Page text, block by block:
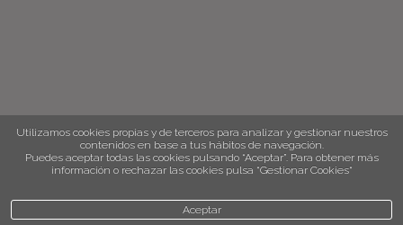
Utilizamos cookies propias y de terceros para analizar y gestionar nuestros
contenidos en base a tus hábitos de navegación.
Puedes aceptar todas las cookies pulsando “Aceptar”. Para obtener más
información o rechazar las cookies pulsa “Gestionar Cookies“
Aceptar